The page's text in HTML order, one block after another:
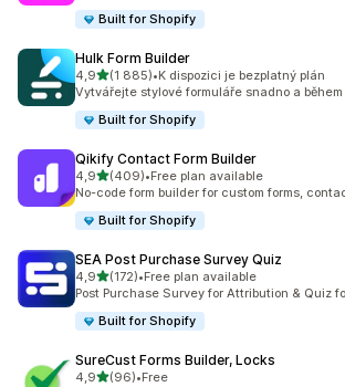
Built for Shopify
Hulk Form Builder
4,9z 5 hvězd
(1 885)
Celkový počet recenzí: 1885
•K dispozici je bezplatný plán
Vytvářejte stylové formuláře snadno a
Built for Shopify
Qikify Contact Form Builder
4,9z 5 hvězd
(409)
Celkový počet recenzí: 409
•Free plan available
No-code form builder for custom forms,
Built for Shopify
SEA Post Purchase Survey Quiz
4,9z 5 hvězd
(172)
Celkový počet recenzí: 172
•Free plan available
Post Purchase Survey for Attribution & Quiz
Built for Shopify
SureCust Forms Builder, Locks
4,9z 5 hvězd
(96)
Celkový počet recenzí: 96
•Free